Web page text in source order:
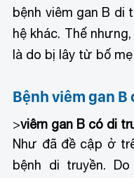
bệnh viêm gan B di
hệ khác. Thế
là do bị lây từ bố
Bệnh viêm gan
>viêm gan B có di
Như đã đề cập ở
bệnh di truyền.